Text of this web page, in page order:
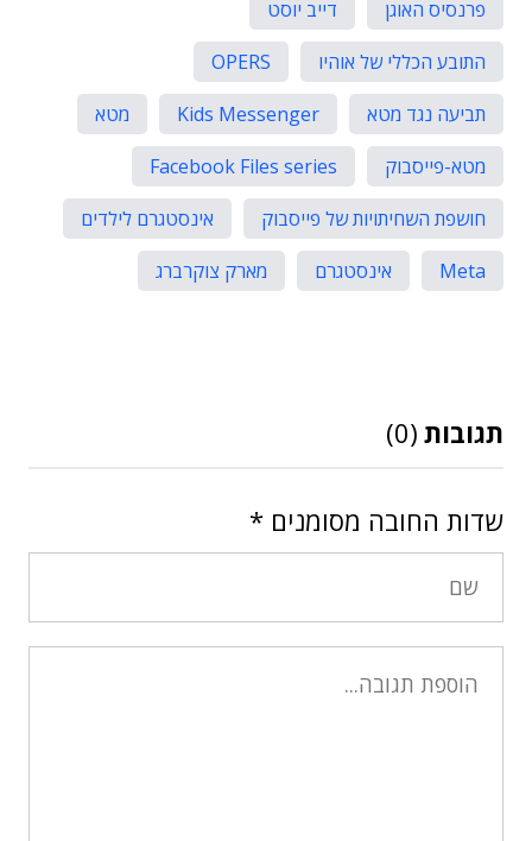
פרנסיס האוגן
דייב יוסט
התובע הכללי של אוהיו
OPERS
תביעה נגד מטא
Kids Messenger
מטא
מטא-פייסבוק
Facebook Files series
חושפת השחיתויות של פייסבוק
אינסטגרם לילדים
Meta
אינסטגרם מארק צוקרברג
תגובות (0)
שדות החובה מסומנים *